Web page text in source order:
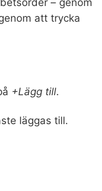
– genom
att trycka
+Lägg till.
läggas till.